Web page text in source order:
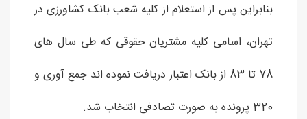
بنابراین پس از استعلام از کلیه شعب بانک کشاورزی در
تهران، اسامی کلیه مشتریان حقوقی که طی سال های
78 تا 83 از بانک اعتبار دریافت نموده اند جمع آوری و
320 پرونده به صورت تصادفی انتخاب شد.